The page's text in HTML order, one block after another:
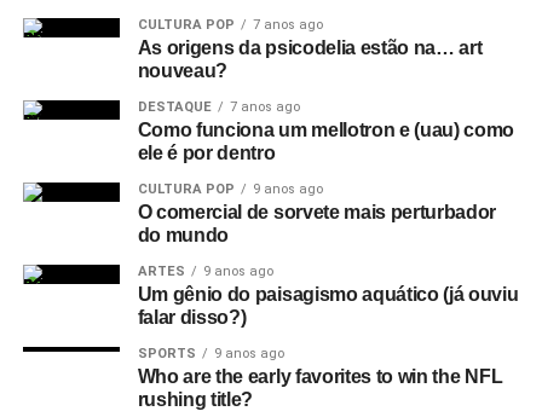
CULTURA POP 7 anos ago
As origens da psicodelia estão na… art
nouveau?
DESTAQUE 7 anos ago
Como funciona um mellotron e (uau) como
ele é por dentro
CULTURA POP 9 anos ago
O comercial de sorvete mais perturbador
do mundo
ARTES 9 anos ago
Um gênio do paisagismo aquático (já ouviu
falar disso?)
SPORTS 9 anos ago
Who are the early favorites to win the NFL
rushing title?